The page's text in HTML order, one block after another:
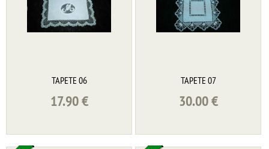
TAPETE 06
17.90€
TAPETE 07
30.00€